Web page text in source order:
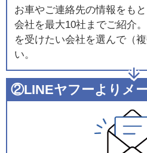
お車やご連絡先の情報をも
会社を最大10社までご紹介
を受けたい会社を選んで（
い。
②LINEヤフーよりメ